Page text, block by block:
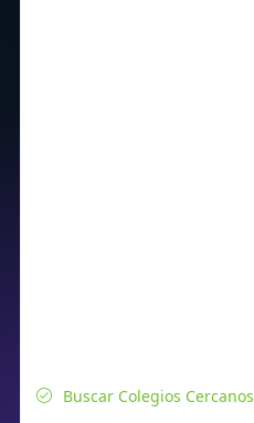
Buscar Colegios Cercanos